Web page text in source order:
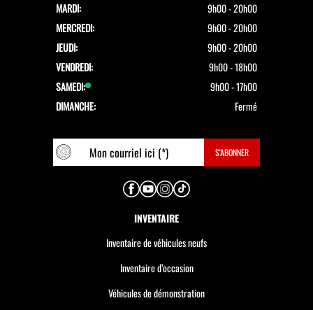
MARDI:
9h00 - 20h00
MERCREDI:
9h00 - 20h00
JEUDI:
9h00 - 20h00
VENDREDI:
9h00 - 18h00
SAMEDI:
9h00 - 17h00
DIMANCHE:
Fermé
INVENTAIRE
Inventaire de véhicules neufs
Inventaire d’occasion
Véhicules de démonstration